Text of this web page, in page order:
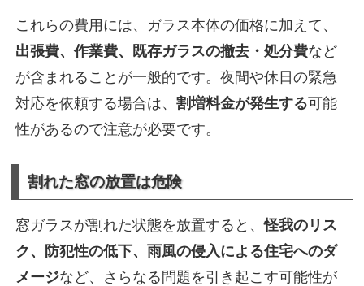
これらの費用には、ガラス本体の価格に加えて、
出張費、作業費、既存ガラスの撤去・処分費など
が含まれることが一般的です。夜間や休日の緊急
対応を依頼する場合は、割増料金が発生する可能
性があるので注意が必要です。
割れた窓の放置は危険
窓ガラスが割れた状態を放置すると、怪我のリス
ク、防犯性の低下、雨風の侵入による住宅へのダ
メージなど、さらなる問題を引き起こす可能性が